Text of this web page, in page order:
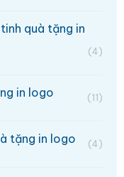
quà tặng in
(4)
in logo (11)
tặng in logo (4)